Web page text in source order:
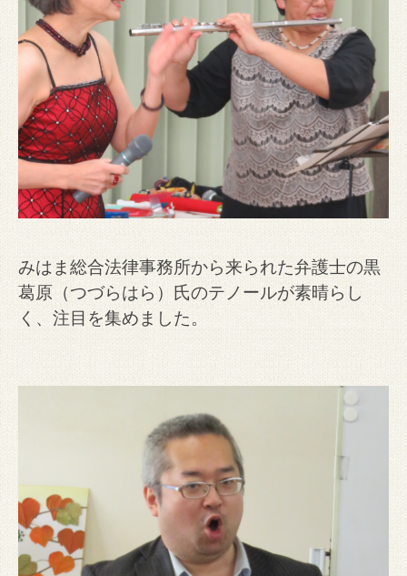
みはま総合法律事務所から来られた弁護士の黒
葛原（つづらはら）氏のテノールが素晴らし
く、注目を集めました。